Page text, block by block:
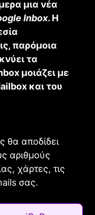
μια νέα
Inbox. Η
παρόμοια
τα
μοιάζει με
και του
θα αποδίδει
αριθμούς
χάρτες, τις
σας.